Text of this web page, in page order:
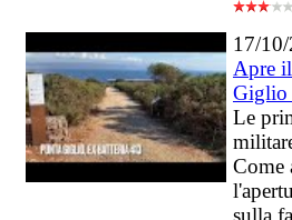
17/
Apre
Giglio
Le
Come
sulla